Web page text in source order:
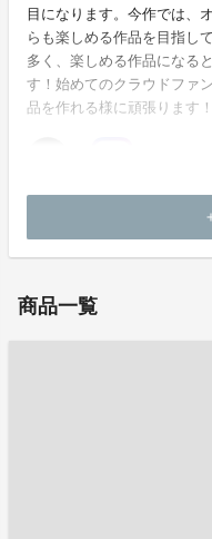
目になります。今作では、
らも楽しめる作品を目指し
多く、楽しめる作品になる
す！始めてのクラウドファ
品を作れる様に頑張ります！
商品一覧